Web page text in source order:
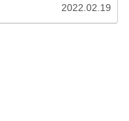
2022.02.19